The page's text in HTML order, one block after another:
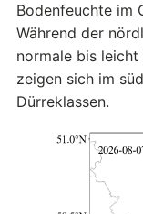
Bodenfeuchte im
Während der
normale bis
zeigen sich im
Dürreklassen.